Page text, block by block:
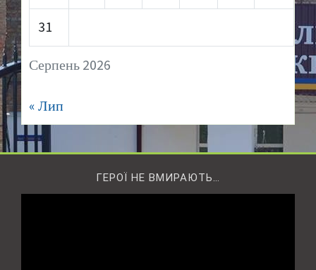
Серпень 2026
31
« Лип
ГЕРОЇ НЕ ВМИРАЮТЬ…